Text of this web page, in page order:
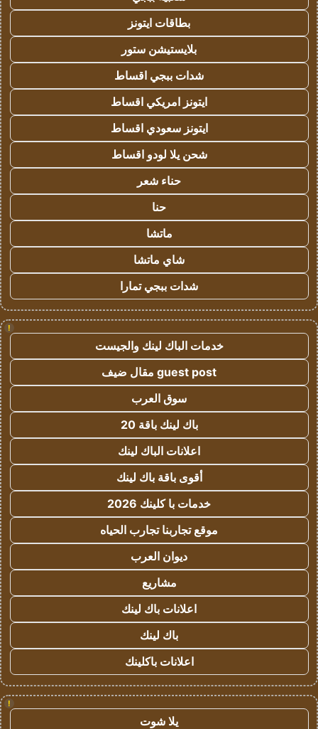
بطاقات ايتونز
بلايستيشن ستور
شدات ببجي اقساط
ايتونز امريكي اقساط
ايتونز سعودي اقساط
شحن يلا لودو اقساط
حناء شعر
حنا
ماتشا
شاي ماتشا
شدات ببجي تمارا
!
خدمات الباك لينك والجيست
guest post مقال ضيف
سوق العرب
باك لينك باقة 20
اعلانات الباك لينك
أقوى باقة باك لينك
خدمات با كلينك 2026
موقع تجاربنا تجارب الحياه
ديوان العرب
مشاريع
اعلانات باك لينك
باك لينك
اعلانات باكلينك
!
يلا شوت